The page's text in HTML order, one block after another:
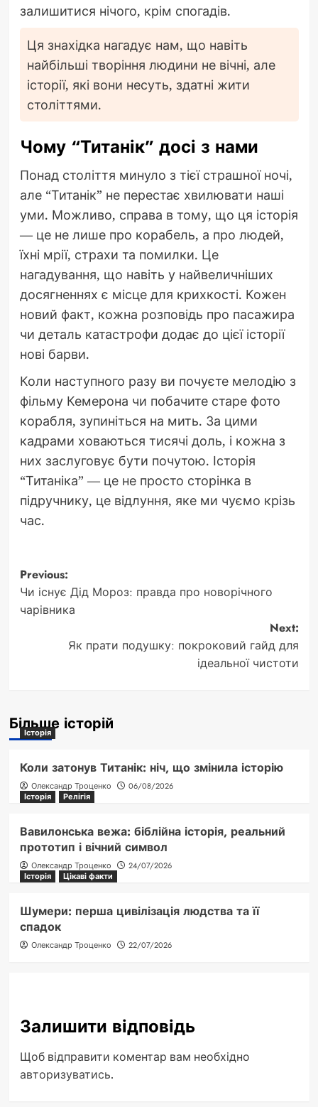
залишитися нічого, крім спогадів.
Ця знахідка нагадує нам, що навіть
найбільші творіння людини не вічні, але
історії, які вони несуть, здатні жити
століттями.
Чому “Титанік” досі з нами
Понад століття минуло з тієї страшної ночі,
але “Титанік” не перестає хвилювати наші
уми. Можливо, справа в тому, що ця історія
— це не лише про корабель, а про людей,
їхні мрії, страхи та помилки. Це
нагадування, що навіть у найвеличніших
досягненнях є місце для крихкості. Кожен
новий факт, кожна розповідь про пасажира
чи деталь катастрофи додає до цієї історії
нові барви.
Коли наступного разу ви почуєте мелодію з
фільму Кемерона чи побачите старе фото
корабля, зупиніться на мить. За цими
кадрами ховаються тисячі доль, і кожна з
них заслуговує бути почутою. Історія
“Титаніка” — це не просто сторінка в
підручнику, це відлуння, яке ми чуємо крізь
час.
Post
navigation
Previous:
Чи існує Дід Мороз: правда про новорічного
чарівника
Next:
Як прати подушку: покроковий гайд для
ідеальної чистоти
Більше історій
Історія
Коли затонув Титанік: ніч, що змінила історію
Олександр Троценко
06/08/2026
Історія
Релігія
Вавилонська вежа: біблійна історія, реальний
прототип і вічний символ
Олександр Троценко
24/07/2026
Історія
Цікаві факти
Шумери: перша цивілізація людства та її
спадок
Олександр Троценко 22/07/2026
Залишити відповідь
Щоб відправити коментар вам необхідно
авторизуватись.